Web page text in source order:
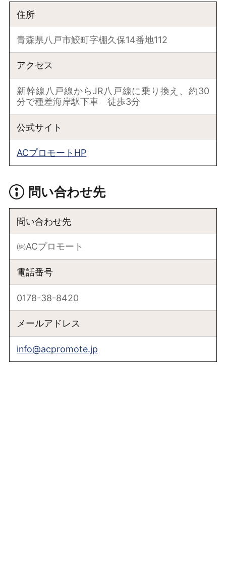
住所
青森県八戸市鮫町字棚久保14番地112
アクセス
新幹線八戸線からJR八戸線に乗り換え、約30
分で種差海岸駅下車 徒歩3分
公式サイト
ACプロモートHP
問い合わせ先
問い合わせ先
㈱ACプロモート
電話番号
0178-38-8420
メールアドレス
info@acpromote.jp